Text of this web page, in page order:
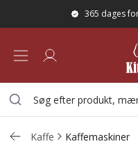
365 dages
Kaffe Kaffemaskiner